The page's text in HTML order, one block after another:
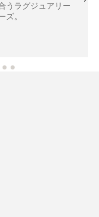
うラグジュアリー
ズ。